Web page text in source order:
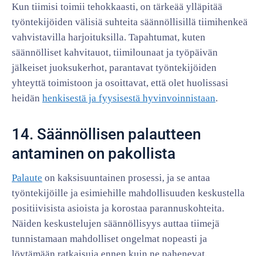
Kun tiimisi toimii tehokkaasti, on tärkeää ylläpitää
työntekijöiden välisiä suhteita säännöllisillä tiimihenkeä
vahvistavilla harjoituksilla. Tapahtumat, kuten
säännölliset kahvitauot, tiimilounaat ja työpäivän
jälkeiset juoksukerhot, parantavat työntekijöiden
yhteyttä toimistoon ja osoittavat, että olet huolissasi
heidän henkisestä ja fyysisestä hyvinvoinnistaan.
14. Säännöllisen palautteen
antaminen on pakollista
Palaute on kaksisuuntainen prosessi, ja se antaa
työntekijöille ja esimiehille mahdollisuuden keskustella
positiivisista asioista ja korostaa parannuskohteita.
Näiden keskustelujen säännöllisyys auttaa tiimejä
tunnistamaan mahdolliset ongelmat nopeasti ja